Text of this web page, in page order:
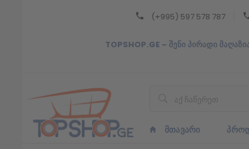
(+995) 597 578 787
TOPSHOP.GE – შენი პირადი
ᲛᲗᲐᲕᲐᲠᲘ